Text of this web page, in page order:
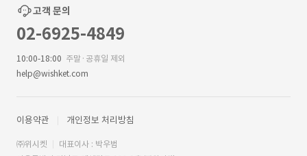
고객 문의
02-6925-4849
10:00-18:00 주말·공휴일 제외
help@wishket.com
이용약관 개인정보 처리방침
㈜위시켓
대표이사 : 박우범